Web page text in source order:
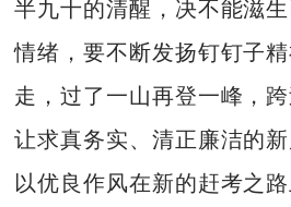
半九十的清醒，决不能滋
情绪，要不断发扬钉钉子
走，过了一山再登一峰，
让求真务实、清正廉洁的
以优良作风在新的赶考之路